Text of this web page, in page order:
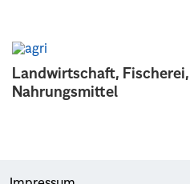
Landwirtschaft,
Nahrungsmittel